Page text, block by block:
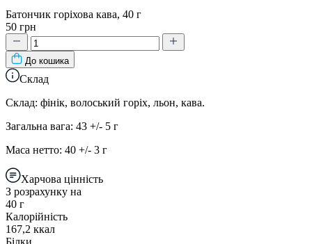
Батончик горіхова кава, 40 г
50 грн
До кошика
Склад
Склад: фінік, волоський горіх, льон, кава.
Загальна вага: 43 +/- 5 г
Маса нетто: 40 +/- 3 г
Харчова цінність
З розрахунку на
40 г
Калорійність
167,2 ккал
Білки